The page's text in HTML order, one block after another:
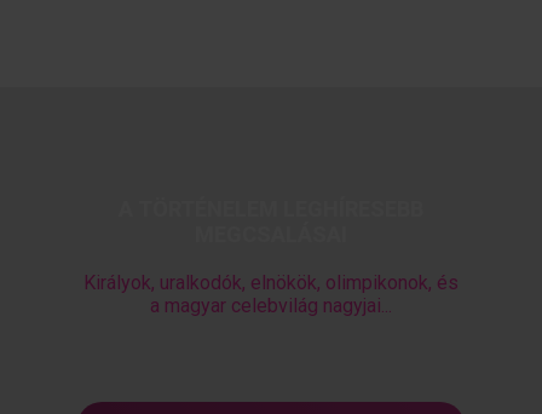
Királyok, uralkodók, elnökök, olimpikonok, és
a magyar celebvilág nagyjai...